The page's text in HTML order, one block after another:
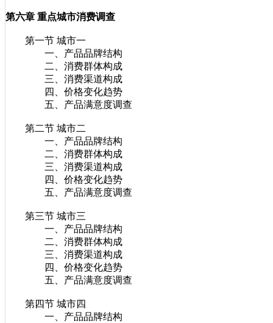
第六章 重点城市消费调查
第一节 城市一
一、产品品牌结构
二、消费群体构成
三、消费渠道构成
四、价格变化趋势
五、产品满意度调查
第二节 城市二
一、产品品牌结构
二、消费群体构成
三、消费渠道构成
四、价格变化趋势
五、产品满意度调查
第三节 城市三
一、产品品牌结构
二、消费群体构成
三、消费渠道构成
四、价格变化趋势
五、产品满意度调查
第四节 城市四
一、产品品牌结构